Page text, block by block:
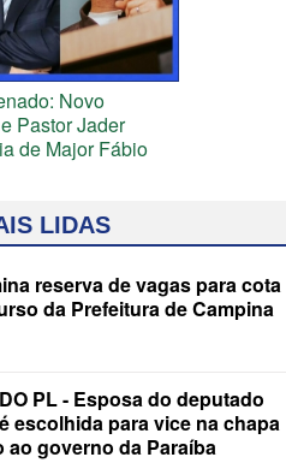
Novo
Pastor Jader
de Major Fábio
LIDAS
reserva de vagas para cota
da Prefeitura de Campina
PL - Esposa do deputado
escolhida para vice na chapa
ao governo da Paraíba